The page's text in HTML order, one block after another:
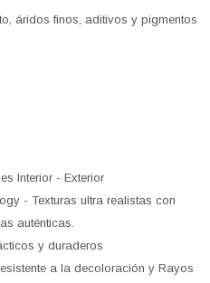
áridos finos, aditivos y pigmentos
Interior - Exterior
- Texturas ultra realistas con
auténticas.
y duraderos
a la decoloración y Rayos